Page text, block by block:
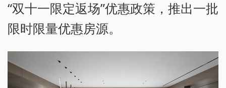
“双十一限定返场”优惠政策，推出一批
限时限量优惠房源。